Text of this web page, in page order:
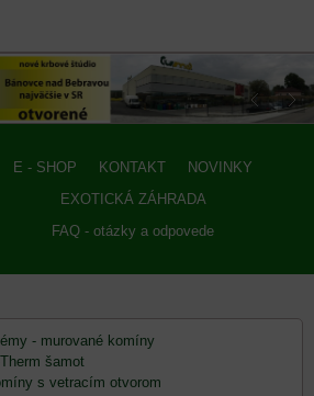
E - SHOP KONTAKT
NOVINKY
EXOTICKÁ ZÁHRADA
FAQ - otázky a odpovede
- murované komíny
šamot
s vetracím otvorom